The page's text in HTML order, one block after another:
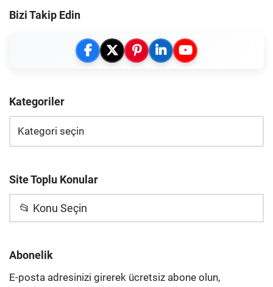
Bizi Takip Edin
Kategoriler
Site Toplu Konular
📂 Konu Seçin
Abonelik
E-posta adresinizi girerek ücretsiz abone olun,